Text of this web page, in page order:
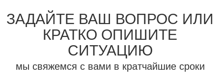
Поливомоечное оборудование
Распределители реагентов Road Master
ЗАДАЙТЕ ВАШ ВОПРОС ИЛИ
КРАТКО ОПИШИТЕ
СИТУАЦИЮ
мы свяжемся с вами в кратчайшие сроки